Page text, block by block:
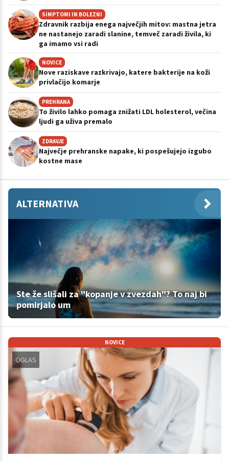
SIMPTOMI IN BOLEZNI
Zdravnik razbija enega največjih mitov: mastna jetra
ne nastanejo zaradi slanine, temveč zaradi živila, ki
ga imamo vsi radi
NOVICE
Nove raziskave razkrivajo, katere bakterije na koži
privlačijo komarje
PREHRANA
To živilo lahko pomaga znižati LDL holesterol, večina
ljudi ga uživa premalo
ZDRAVJE
Največje prehranske napake, ki pospešujejo izgubo
kostne mase
ALTERNATIVA
Ste že slišali za "kopanje v zvezdah"? To naj bi
pomirjalo um
NOVICE
OGLAS